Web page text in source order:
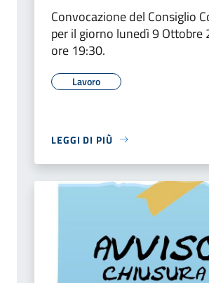
Convocazione del Consiglio
per il giorno lunedì 9 Ottobre
ore 19:30.
Lavoro
LEGGI DI PIÙ